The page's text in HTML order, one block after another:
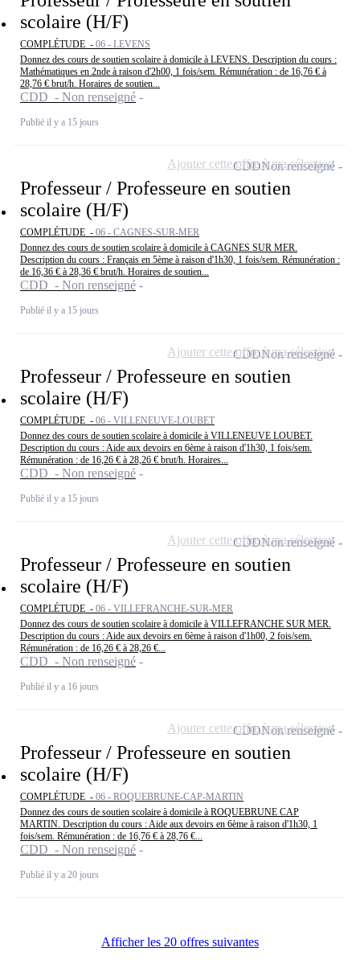
scolaire (H/F)
COMPLÉTUDE - 06 - LEVENS
Donnez des cours de soutien scolaire à domicile à LEVENS. Description du cours :
Mathématiques en 2nde à raison d'2h00, 1 fois/sem. Rémunération : de 16,76 € à
28,76 € brut/h. Horaires de soutien...
CDD - Non renseigné
Publié il y a 15 jours
Professeur / Professeure en soutien
scolaire (H/F)
COMPLÉTUDE - 06 - CAGNES-SUR-MER
Donnez des cours de soutien scolaire à domicile à CAGNES SUR MER.
Description du cours : Français en 5ème à raison d'1h30, 1 fois/sem. Rémunération :
de 16,36 € à 28,36 € brut/h. Horaires de soutien...
CDD - Non renseigné
Publié il y a 15 jours
CDDNon renseigné
Ajouter cette offre à ma sélection
Professeur / Professeure en soutien
scolaire (H/F)
COMPLÉTUDE - 06 - VILLENEUVE-LOUBET
Donnez des cours de soutien scolaire à domicile à VILLENEUVE LOUBET.
Description du cours : Aide aux devoirs en 6ème à raison d'1h30, 1 fois/sem.
Rémunération : de 16,26 € à 28,26 € brut/h. Horaires...
CDD - Non renseigné
Publié il y a 15 jours
CDDNon renseigné
Ajouter cette offre à ma sélection
Professeur / Professeure en soutien
scolaire (H/F)
COMPLÉTUDE - 06 - VILLEFRANCHE-SUR-MER
Donnez des cours de soutien scolaire à domicile à VILLEFRANCHE SUR MER.
Description du cours : Aide aux devoirs en 6ème à raison d'1h00, 2 fois/sem.
Rémunération : de 16,26 € à 28,26 €...
CDD - Non renseigné
Publié il y a 16 jours
CDDNon renseigné
Ajouter cette offre à ma sélection
Professeur / Professeure en soutien
scolaire (H/F)
COMPLÉTUDE - 06 - ROQUEBRUNE-CAP-MARTIN
Donnez des cours de soutien scolaire à domicile à ROQUEBRUNE CAP
MARTIN. Description du cours : Aide aux devoirs en 6ème à raison d'1h30, 1
fois/sem. Rémunération : de 16,76 € à 28,76 €...
CDD - Non renseigné
Publié il y a 20 jours
CDDNon renseigné
Ajouter cette offre à ma sélection
Afficher les 20 offres suivantes